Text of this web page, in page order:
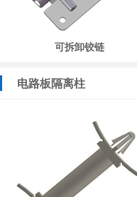
可拆卸铰链
电路板隔离柱